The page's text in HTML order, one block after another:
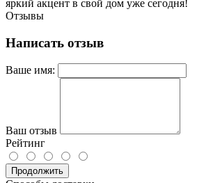
яркий акцент в свой дом уже сегодня!
Отзывы
Написать отзыв
Ваше имя:
Ваш отзыв
Рейтинг
Продолжить